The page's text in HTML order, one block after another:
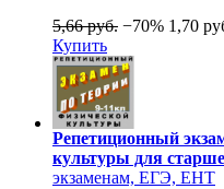
5,66 руб. −70% 1,70
Купить
Репетиционный
культуры для
экзаменам, ЕГЭ, ЕНТ